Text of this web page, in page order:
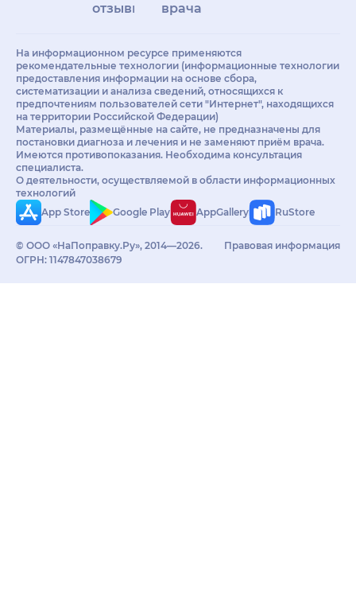
отзывы
врачам
На информационном ресурсе применяются
рекомендательные технологии (информационные технологии
предоставления информации на основе сбора,
систематизации и анализа сведений, относящихся к
предпочтениям пользователей сети "Интернет", находящихся
на территории Российской Федерации)
Материалы, размещённые на сайте, не предназначены для
постановки диагноза и лечения и не заменяют приём врача.
Имеются противопоказания. Необходима консультация
специалиста.
О деятельности, осуществляемой в области информационных
технологий
App Store
Google Play AppGallery RuStore
© ООО «НаПоправку.Ру», 2014—2026.
ОГРН: 1147847038679
Правовая информация